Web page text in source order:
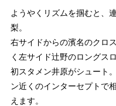
ようやくリズムを掴むと、
梨。
右サイドからの濱名のクロ
く左サイド辻野のロングス
初スタメン井原がシュート
ン近くのインターセプトで
えます。